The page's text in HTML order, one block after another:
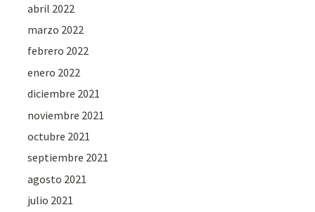
abril 2022
marzo 2022
febrero 2022
enero 2022
diciembre 2021
noviembre 2021
octubre 2021
septiembre 2021
agosto 2021
julio 2021